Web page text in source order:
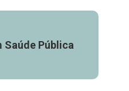
Saúde Pública